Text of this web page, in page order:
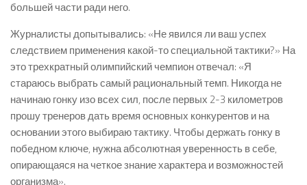
большей части ради него.
Журналисты допытывались: «Не явился ли ваш успех
следствием применения какой-то специальной тактики?» На
это трехкратный олимпийский чемпион отвечал: «Я
стараюсь выбрать самый рациональный темп. Никогда не
начинаю гонку изо всех сил, после первых 2-3 километров
прошу тренеров дать время основных конкурентов и на
основании этого выбираю тактику. Чтобы держать гонку в
победном ключе, нужна абсолютная уверенность в себе,
опирающаяся на четкое знание характера и возможностей
организма».